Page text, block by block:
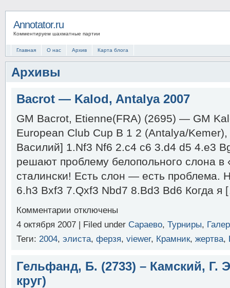
Annotator.ru
Комментируем шахматные партии
Главная О нас Архив Карта блога
Архивы
Bacrot — Kalod, Antalya 2007
GM Bacrot, Etienne(FRA) (2695) — GM
European Club Cup B 1 2 (Antalya/
Василий] 1.Nf3 Nf6 2.c4 c6 3.d4 d5 4.e3
решают проблему белопольного слона в
сталински! Есть слон — есть проблема.
6.h3 Bxf3 7.Qxf3 Nbd7 8.Bd3 Bd6 Когда я
Комментарии
Bacrot
Kalod,
отключены
4 октября 2007 | Filed under Сараево, Турниры,
Теги: 2004, элиста, ферзя, viewer, Крамник, жертва,
Гельфанд, Б. (2733) – Камский, Г.
круг)